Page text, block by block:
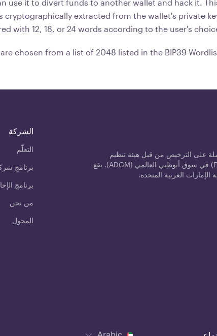
use it to divert funds to another wallet and hack it.
cryptographically extracted from the wallet's private
with 12, 18, or 24 words according to the user's
chosen from a list of 2048 listed in the BIP39
على الترخيص من قبل هيئة تنظيم
الخدمات المالية (FSRA) في سوق أبوظبي العالمي (ADGM). يقع
العربية المتحدة.
الشركة
التعلّم
برنامج
برنامج
من نحن
المحول